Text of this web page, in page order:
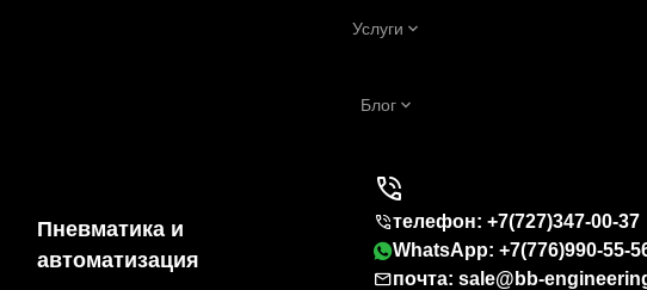
Услуги
Блог
Пневматика и
автоматизация
телефон: +7(727)347-00-37
WhatsApp: +7(776)990-55-
почта: sale@bb-